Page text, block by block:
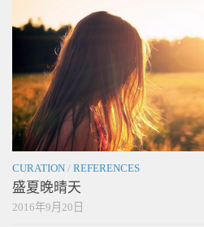
CURATION / REFERENCES
盛夏晚晴天
2016年9月20日